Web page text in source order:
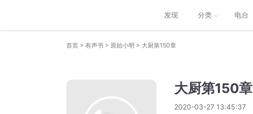
发现 分类 电台
首页 > 有声书 > 原始小明 > 大厨第150章
大厨第150章
2020-03-27 13:45:37